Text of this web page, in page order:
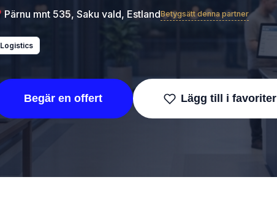
Pärnu mnt 535, Saku vald, EstlandBetygsätt denna partner
Logistics
Begär en offert Lägg till i favoriter